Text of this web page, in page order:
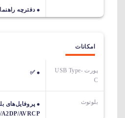
دفترچه راهنما
امکانات
پورت USB Type-
C
✅
بلوتوث
پروفایل‌های
A2DP/AVRCP